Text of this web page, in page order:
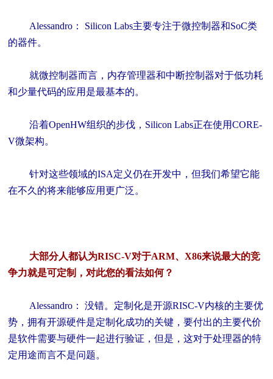
Alessandro： Silicon Labs主要专注于微控制器和SoC类
的器件。
就微控制器而言，内存管理器和中断控制器对于低功耗
和少量代码的应用是最基本的。
沿着OpenHW组织的步伐，Silicon Labs正在使用CORE-
V微架构。
针对这些领域的ISA定义仍在开发中，但我们希望它能
在不久的将来能够应用更广泛。
大部分人都认为RISC-V对于ARM、X86来说最大的竞
争力就是可定制，对此您的看法如何？
Alessandro： 没错。定制化是开源RISC-V内核的主要优
势，拥有开源硬件是定制化成功的关键，要付出的主要代价
是软件需要与硬件一起进行验证，但是，这对于处理器的特
定用途而言不是问题。